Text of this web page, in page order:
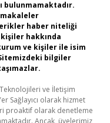
bulunmamaktadır.
makaleler
haber niteliği
hakkında
ve kişiler ile isim
bilgiler
Teknolojileri ve İletişim
Sağlayıcı olarak hizmet
proaktif olarak denetleme
Ancak, üyelerimiz